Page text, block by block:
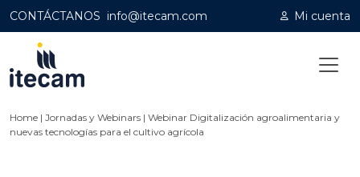
CONTÁCTANOS info@itecam.com Mi cuenta
Home | Jornadas y Webinars | Webinar Digitalización agroalimentaria y
nuevas tecnologías para el cultivo agrícola